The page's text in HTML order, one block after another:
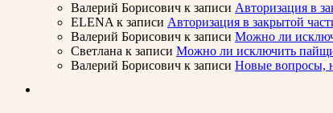
Валерий Борисович к записи Авторизация в
ELENA к записи Авторизация в закрытой
Валерий Борисович к записи Можно ли
Светлана к записи Можно ли исключить
Валерий Борисович к записи Новые вопросы,